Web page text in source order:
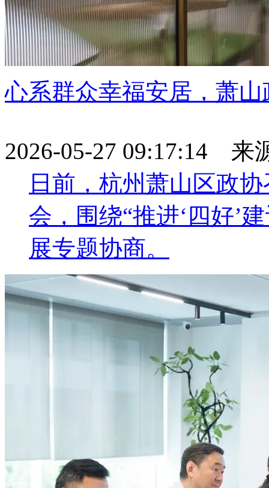
心系群众幸福安居，萧
2026-05-27 09:17:14 来
日前，杭州萧山区政
会，围绕“推进‘四好’
展专题协商。